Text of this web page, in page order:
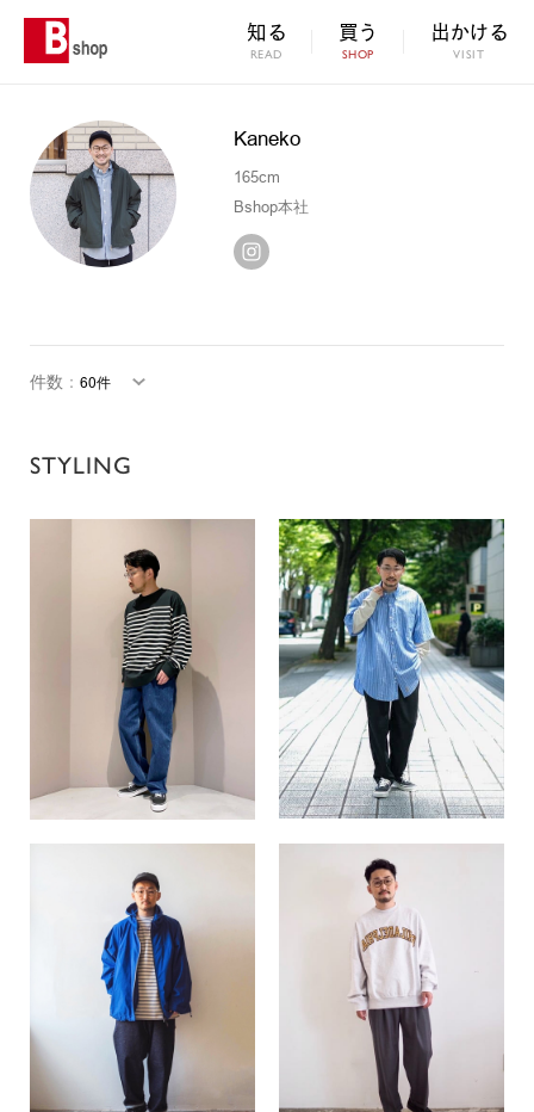
知る
READ
買う
SHOP
出かける
VISIT
Kaneko
165cm
Bshop本社
件数 ：
STYLING